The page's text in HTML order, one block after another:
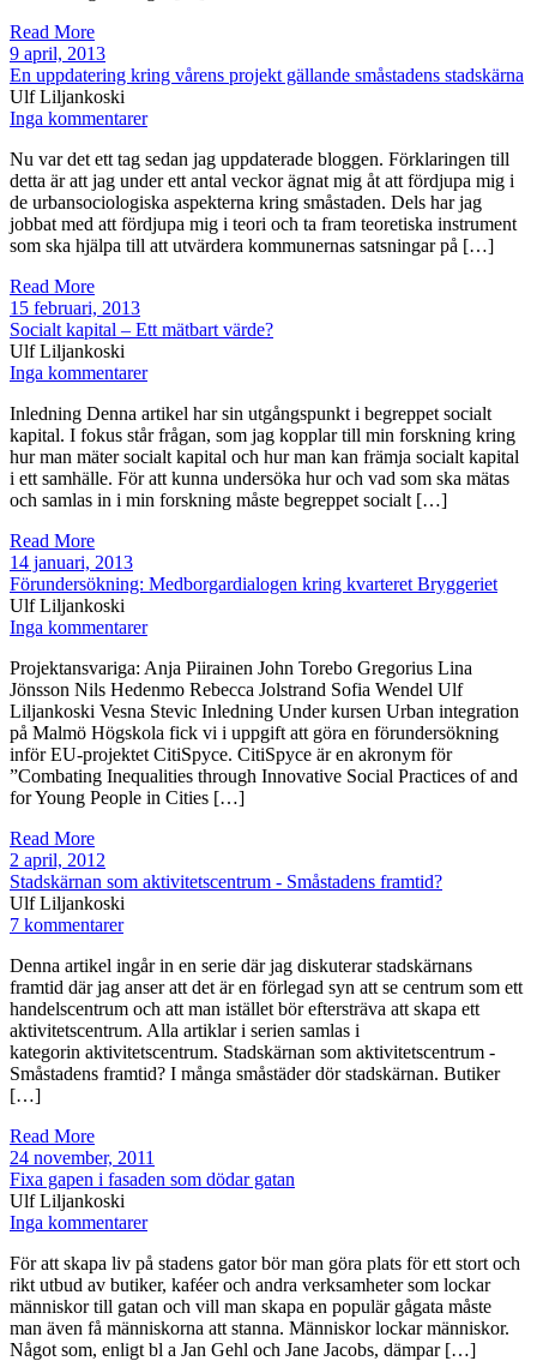
Read More
9 april, 2013
En uppdatering kring vårens projekt gällande småstadens stadskärna
Ulf Liljankoski
Inga kommentarer
Nu var det ett tag sedan jag uppdaterade bloggen. Förklaringen till
detta är att jag under ett antal veckor ägnat mig åt att fördjupa mig i
de urbansociologiska aspekterna kring småstaden. Dels har jag
jobbat med att fördjupa mig i teori och ta fram teoretiska instrument
som ska hjälpa till att utvärdera kommunernas satsningar på […]
Read More
15 februari, 2013
Socialt kapital – Ett mätbart värde?
Ulf Liljankoski
Inga kommentarer
Inledning Denna artikel har sin utgångspunkt i begreppet socialt
kapital. I fokus står frågan, som jag kopplar till min forskning kring
hur man mäter socialt kapital och hur man kan främja socialt kapital
i ett samhälle. För att kunna undersöka hur och vad som ska mätas
och samlas in i min forskning måste begreppet socialt […]
Read More
14 januari, 2013
Förundersökning: Medborgardialogen kring kvarteret Bryggeriet
Ulf Liljankoski
Inga kommentarer
Projektansvariga: Anja Piirainen John Torebo Gregorius Lina
Jönsson Nils Hedenmo Rebecca Jolstrand Sofia Wendel Ulf
Liljankoski Vesna Stevic Inledning Under kursen Urban integration
på Malmö Högskola fick vi i uppgift att göra en förundersökning
inför EU-projektet CitiSpyce. CitiSpyce är en akronym för
”Combating Inequalities through Innovative Social Practices of and
for Young People in Cities […]
Read More
2 april, 2012
Stadskärnan som aktivitetscentrum - Småstadens framtid?
Ulf Liljankoski
7 kommentarer
Denna artikel ingår in en serie där jag diskuterar stadskärnans
framtid där jag anser att det är en förlegad syn att se centrum som ett
handelscentrum och att man istället bör eftersträva att skapa ett
aktivitetscentrum. Alla artiklar i serien samlas i
kategorin aktivitetscentrum. Stadskärnan som aktivitetscentrum -
Småstadens framtid? I många småstäder dör stadskärnan. Butiker
[…]
Read More
24 november, 2011
Fixa gapen i fasaden som dödar gatan
Ulf Liljankoski
Inga kommentarer
För att skapa liv på stadens gator bör man göra plats för ett stort och
rikt utbud av butiker, kaféer och andra verksamheter som lockar
människor till gatan och vill man skapa en populär gågata måste
man även få människorna att stanna. Människor lockar människor.
Något som, enligt bl a Jan Gehl och Jane Jacobs, dämpar […]